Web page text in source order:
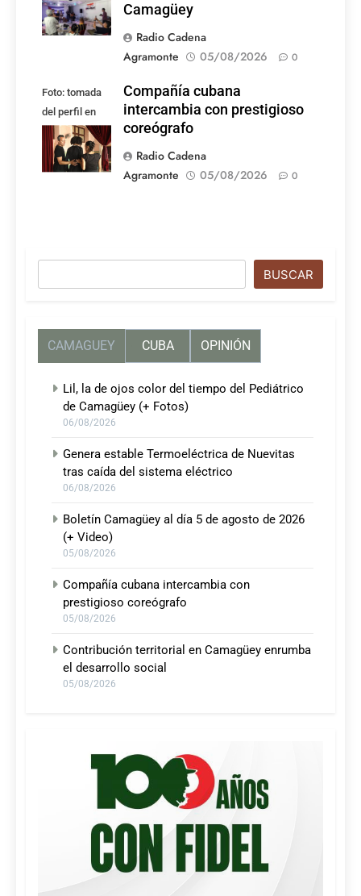
Camagüey
Radio Cadena
Agramonte
05/08/2026 0
Foto: tomada
del perfil en
Facebook de la
compañía
Compañía cubana
intercambia con prestigioso
coreógrafo
Radio Cadena
Agramonte
05/08/2026 0
BUSCAR
CAMAGUEY CUBA OPINIÓN
Lil, la de ojos color del tiempo del Pediátrico
de Camagüey (+ Fotos)
06/08/2026
Genera estable Termoeléctrica de Nuevitas
tras caída del sistema eléctrico
06/08/2026
Boletín Camagüey al día 5 de agosto de 2026
(+ Video)
05/08/2026
Compañía cubana intercambia con
prestigioso coreógrafo
05/08/2026
Contribución territorial en Camagüey enrumba
el desarrollo social
05/08/2026